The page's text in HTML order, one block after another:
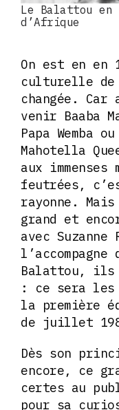
Le Balattou en
d’Afrique
On est en
culturelle de
changée.
venir Baaba
Papa Wemba
Mahotella
aux
feutrées,
rayonne.
grand et
avec Suzanne
Balattou, ils
: ce sera les
la première
de juillet
Dès son
encore, ce
certes au
pour sa